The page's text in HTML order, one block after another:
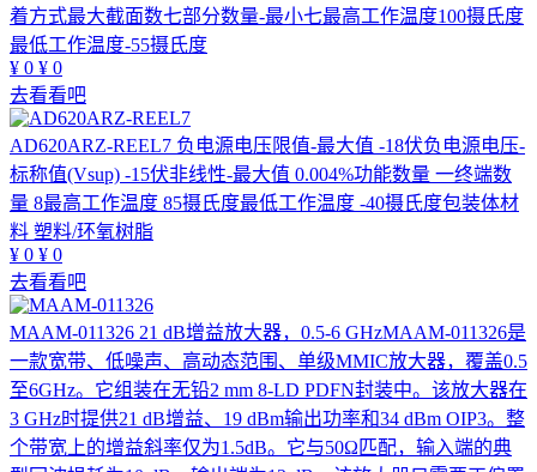
着方式最大截面数七部分数量-最小七最高工作温度100摄氏度
最低工作温度-55摄氏度
¥ 0 ¥ 0
去看看吧
AD620ARZ-REEL7 负电源电压限值-最大值 -18伏负电源电压-
标称值(Vsup) -15伏非线性-最大值 0.004%功能数量 一终端数
量 8最高工作温度 85摄氏度最低工作温度 -40摄氏度包装体材
料 塑料/环氧树脂
¥ 0 ¥ 0
去看看吧
MAAM-011326 21 dB增益放大器，0.5-6 GHzMAAM-011326是
一款宽带、低噪声、高动态范围、单级MMIC放大器，覆盖0.5
至6GHz。它组装在无铅2 mm 8-LD PDFN封装中。该放大器在
3 GHz时提供21 dB增益、19 dBm输出功率和34 dBm OIP3。整
个带宽上的增益斜率仅为1.5dB。它与50Ω匹配，输入端的典